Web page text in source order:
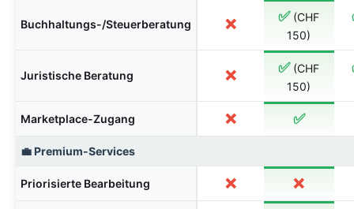
Buchhaltungs-/Steuerberatung ❌ ✅(CHF
150)
Juristische Beratung ❌ ✅(CHF
150)
Marketplace-Zugang ❌ ✅
💼 Premium-Services
Priorisierte Bearbeitung ❌ ❌